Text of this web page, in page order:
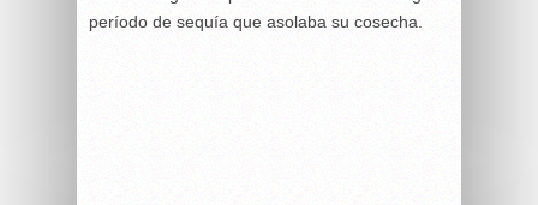
período de sequía que asolaba su cosecha.